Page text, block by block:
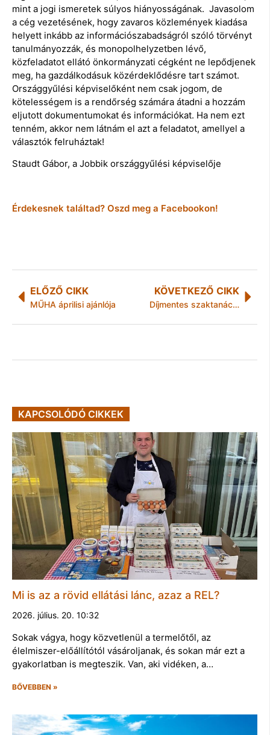
mint a jogi ismeretek súlyos hiányosságának. Javasolom
a cég vezetésének, hogy zavaros közlemények kiadása
helyett inkább az információszabadságról szóló törvényt
tanulmányozzák, és monopolhelyzetben lévő,
közfeladatot ellátó önkormányzati cégként ne lepődjenek
meg, ha gazdálkodásuk közérdeklődésre tart számot.
Országgyűlési képviselőként nem csak jogom, de
kötelességem is a rendőrség számára átadni a hozzám
eljutott dokumentumokat és információkat. Ha nem ezt
tenném, akkor nem látnám el azt a feladatot, amellyel a
választók felruháztak!
Staudt Gábor, a Jobbik országgyűlési képviselője
Érdekesnek találtad? Oszd meg a Facebookon!
ELŐZŐ CIKK
MŰHA áprilisi ajánlója
KÖVETKEZŐ CIKK
Díjmentes szaktanácsadással és koncerttel várja a látogatókat a Magyar Építész Kamara a Construmán
KAPCSOLÓDÓ CIKKEK
Mi is az a rövid ellátási lánc, azaz a REL?
2026. július. 20. 10:32
Sokak vágya, hogy közvetlenül a termelőtől, az
élelmiszer-előállítótól vásároljanak, és sokan már ezt a
gyakorlatban is megteszik. Van, aki vidéken, a…
BŐVEBBEN »